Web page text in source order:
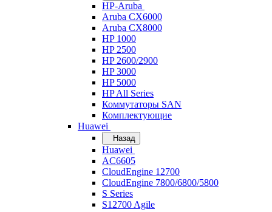
HP-Aruba
Aruba CX6000
Aruba CX8000
HP 1000
HP 2500
HP 2600/2900
HP 3000
HP 5000
HP All Series
Коммутаторы SAN
Комплектующие
Huawei
Назад
Huawei
AC6605
CloudEngine 12700
CloudEngine 7800/6800/5800
S Series
S12700 Agile